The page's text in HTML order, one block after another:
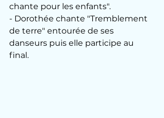
chante pour les enfants".
- Dorothée chante "Tremblement
de terre" entourée de ses
danseurs puis elle participe au
final.